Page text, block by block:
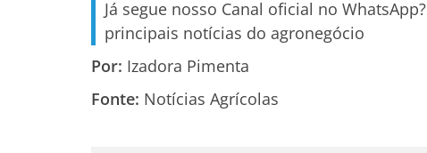
Já segue nosso Canal oficial no WhatsApp?
principais notícias do agronegócio
Por: Izadora Pimenta
Fonte: Notícias Agrícolas